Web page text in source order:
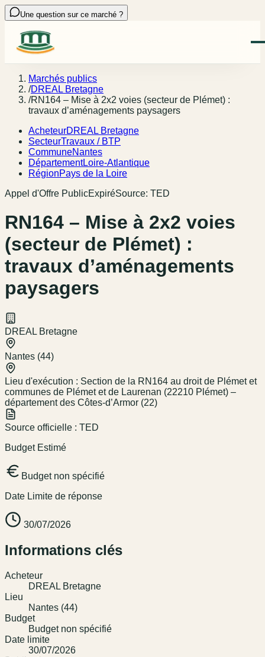
Une question sur ce marché ?
Marchés publics
/DREAL Bretagne
/RN164 – Mise à 2x2 voies (secteur de Plémet) :
travaux d’aménagements paysagers
AcheteurDREAL Bretagne
SecteurTravaux / BTP
CommuneNantes
DépartementLoire-Atlantique
RégionPays de la Loire
Appel d'Offre PublicExpiréSource: TED
RN164 – Mise à 2x2 voies
(secteur de Plémet) :
travaux d’aménagements
paysagers
DREAL Bretagne
Nantes (44)
Lieu d'exécution : Section de la RN164 au droit de Plémet et
communes de Plémet et de Laurenan (22210 Plémet) –
département des Côtes-d’Armor (22)
Source officielle : TED
Budget Estimé
Budget non spécifié
Date Limite de réponse
30/07/2026
Informations clés
Acheteur
DREAL Bretagne
Lieu
Nantes (44)
Budget
Budget non spécifié
Date limite
30/07/2026